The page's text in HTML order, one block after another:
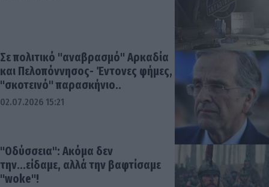
Σε πολιτικό "αναβρασμό" Αρκαδία
και Πελοπόννησος- Έντονες φήμες,
"σκοτεινό" παρασκήνιο..
02.07.2026 15:21
"Οδύσσεια": Ακόμα δεν
την...είδαμε, αλλά την βαφτίσαμε
"woke"!